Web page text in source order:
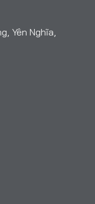
Yên Nghĩa,